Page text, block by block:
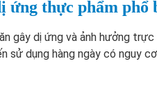
ứng thực phẩm phổ
gây dị ứng và ảnh hưởng
sử dụng hàng ngày có nguy